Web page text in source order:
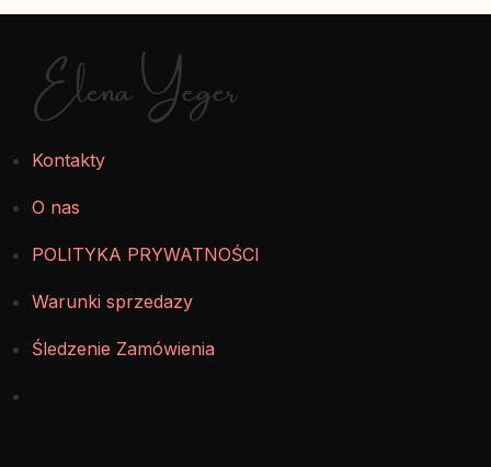
Elena Yeger
Kontakty
O nas
POLITYKA PRYWATNOŚCI
Warunki sprzedazy
Śledzenie Zamówienia